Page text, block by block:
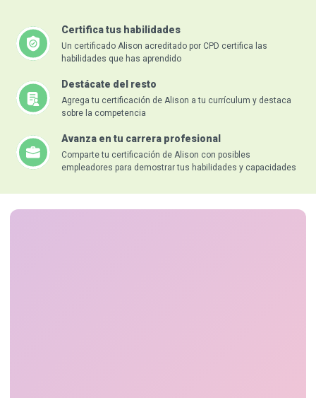
Certifica tus habilidades
Un certificado Alison acreditado por CPD certifica las
habilidades que has aprendido
Destácate del resto
Agrega tu certificación de Alison a tu currículum y destaca
sobre la competencia
Avanza en tu carrera profesional
Comparte tu certificación de Alison con posibles
empleadores para demostrar tus habilidades y capacidades